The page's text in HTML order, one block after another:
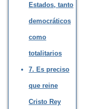
Estados, tanto
democráticos
como
totalitarios
7. Es preciso
que reine
Cristo Rey